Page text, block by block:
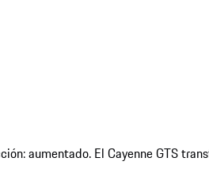
aumentado. El Cayenne GTS